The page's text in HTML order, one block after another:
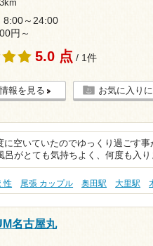
8:00～24:00
円～
5.0 点 / 1件
報を見る お気に入り
空いていたのでゆっくり過ごす
がとても気持ちよく、何度も入り
性 尾張 カップル 奥田駅 大里駅
名古屋丸